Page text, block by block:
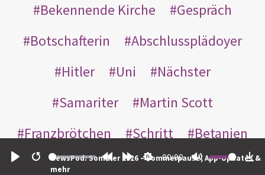
Restart
00:00
NewsPod: Sommer 2026 – Sommerpause, App-Updates &
mehr
Bekennende Kirche
Gespräch
Botschafterin
Abschlussplädoyer
Hitler
Uni
Nächster
Samariter
Martin Scott
Franzbrötchen
Schritt
Betanien
sorry
geboren unfruchtbar